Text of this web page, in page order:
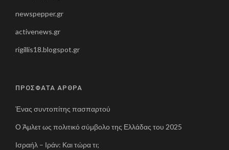
newspepper.gr
activenews.gr
rigillis18.blogspot.gr
ΠΡΟΣΦΑΤΑ ΑΡΘΡΑ
Ένας συντοπίτης πασπαρτού
Ο Άμλετ ως πολιτικό σύμβολο της Ελλάδας του 2025
Ισραήλ – Ιράν: Και τώρα τι;